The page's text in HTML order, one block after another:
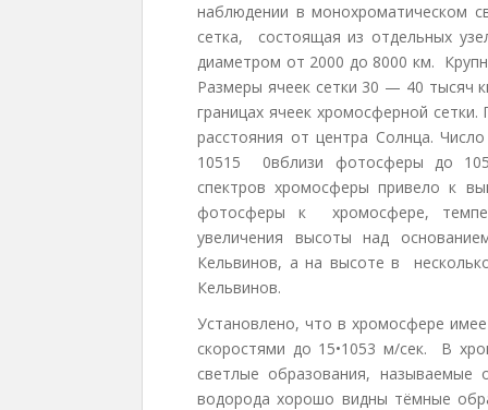
наблюдении в монохроматическом
сетка, состоящая из отдельных
диаметром от 2000 до 8000 км.
Размеры ячеек сетки 30 — 40 тысяч
границах ячеек хромосферной
расстояния от центра Солнца.
10515 0вблизи фотосферы до
спектров хромосферы привело к
фотосферы к хромосфере,
увеличения высоты над
Кельвинов, а на высоте в
Кельвинов.
Установлено, что в хромосфере
скоростями до 15•1053 м/сек. В
светлые образования,
водорода хорошо видны тёмные